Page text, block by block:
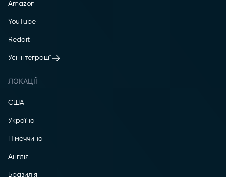
Amazon
YouTube
Reddit
Усі інтеграції
ЛОКАЦІЇ
США
Україна
Німеччина
Англія
Бразилія